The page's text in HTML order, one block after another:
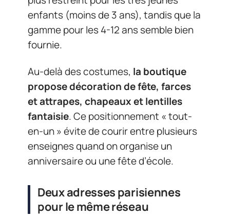
enfants (moins de 3 ans), tandis que la
gamme pour les 4-12 ans semble bien
fournie.
Au-delà des costumes, la boutique
propose décoration de fête, farces
et attrapes, chapeaux et lentilles
fantaisie. Ce positionnement « tout-
en-un » évite de courir entre plusieurs
enseignes quand on organise un
anniversaire ou une fête d’école.
Deux adresses parisiennes
pour le même réseau